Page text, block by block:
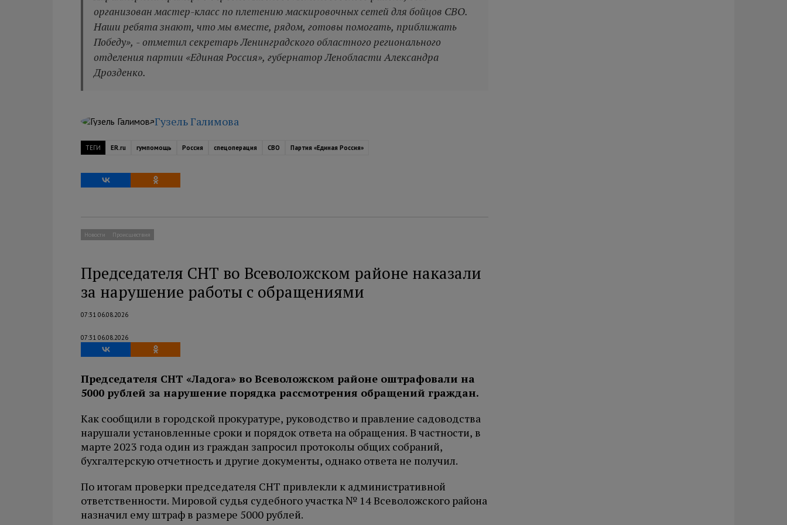
организован мастер-класс по плетению маскировочных сетей для бойцов СВО.
Наши ребята знают, что мы вместе, рядом, готовы помогать, приближать
Победу», - отметил секретарь Ленинградского областного регионального
отделения партии «Единая Россия», губернатор Ленобласти Александра
Дрозденко.
Гузель Галимова
ТЕГИ ER.ru гумпомощь Россия спецоперация СВО Партия «Единая Россия»
Новости Происшествия
Председателя СНТ во Всеволожском районе наказали
за нарушение работы с обращениями
07:31 06.08.2026
07:31 06.08.2026
Председателя СНТ «Ладога» во Всеволожском районе оштрафовали на
5000 рублей за нарушение порядка рассмотрения обращений граждан.
Как сообщили в городской прокуратуре, руководство и правление садоводства
нарушали установленные сроки и порядок ответа на обращения. В частности, в
марте 2023 года один из граждан запросил протоколы общих собраний,
бухгалтерскую отчетность и другие документы, однако ответа не получил.
По итогам проверки председателя СНТ привлекли к административной
ответственности. Мировой судья судебного участка № 14 Всеволожского района
назначил ему штраф в размере 5000 рублей.